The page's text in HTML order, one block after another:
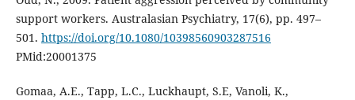
support workers. Australasian Psychiatry, 17(6), pp. 497–
501. https://doi.org/10.1080/10398560903287516
PMid:20001375
Gomaa, A.E., Tapp, L.C., Luckhaupt, S.E, Vanoli, K.,